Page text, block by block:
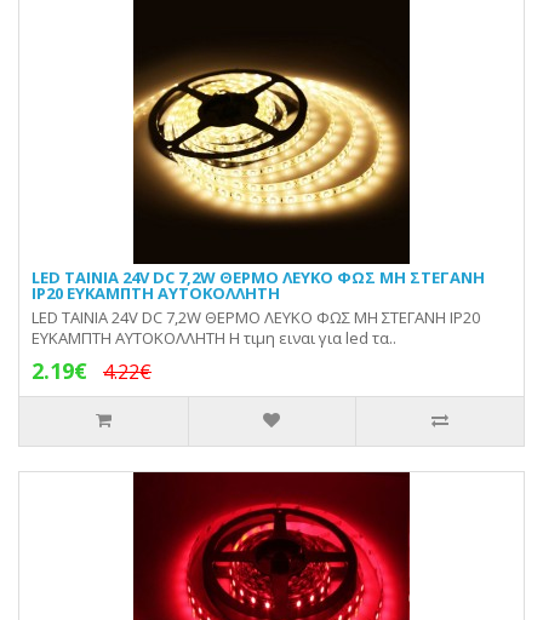
LED ΤΑΙΝΙΑ 24V DC 7,2W ΘΕΡΜΟ ΛΕΥΚΟ ΦΩΣ ΜΗ ΣΤΕΓΑΝΗ
IP20 ΕΥΚΑΜΠΤΗ ΑΥΤΟΚΟΛΛΗΤΗ
LED ΤΑΙΝΙΑ 24V DC 7,2W ΘΕΡΜΟ ΛΕΥΚΟ ΦΩΣ ΜΗ ΣΤΕΓΑΝΗ IP20
ΕΥΚΑΜΠΤΗ ΑΥΤΟΚΟΛΛΗΤΗ Η τιμη ειναι για led τα..
2.19€ 4.22€